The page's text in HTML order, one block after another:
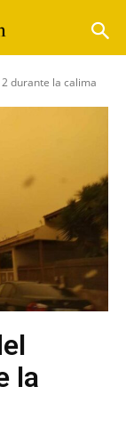
durante la calima
la